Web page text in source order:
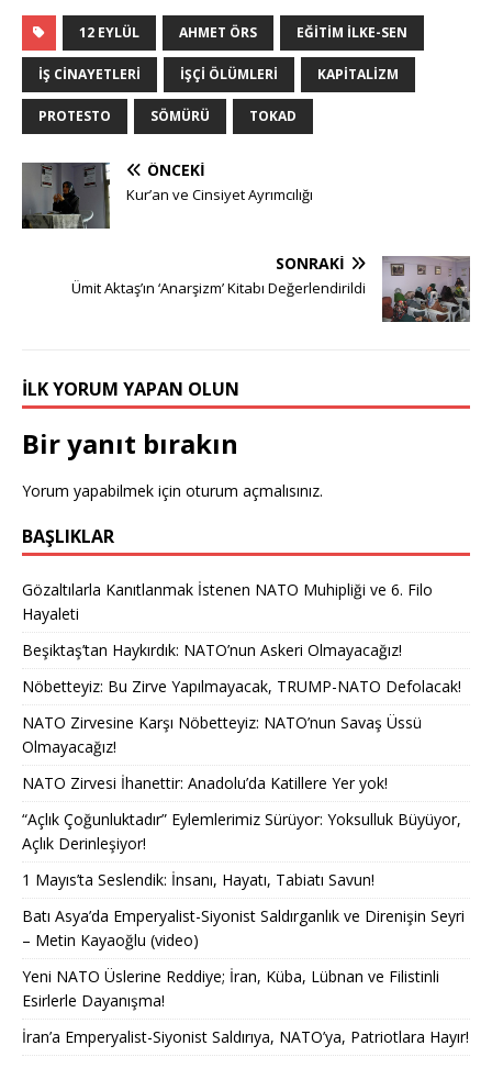
12 EYLÜL AHMET ÖRS EĞITIM ILKE-SEN
IŞ CINAYETLERI IŞÇI ÖLÜMLERI KAPITALIZM
PROTESTO SÖMÜRÜ TOKAD
ÖNCEKI
Kur’an ve Cinsiyet Ayrımcılığı
SONRAKI
Ümit Aktaş’ın ‘Anarşizm’ Kitabı Değerlendirildi
İLK YORUM YAPAN OLUN
Bir yanıt bırakın
Yorum yapabilmek için oturum açmalısınız.
BAŞLIKLAR
Gözaltılarla Kanıtlanmak İstenen NATO Muhipliği ve 6. Filo
Hayaleti
Beşiktaş’tan Haykırdık: NATO’nun Askeri Olmayacağız!
Nöbetteyiz: Bu Zirve Yapılmayacak, TRUMP-NATO Defolacak!
NATO Zirvesine Karşı Nöbetteyiz: NATO’nun Savaş Üssü
Olmayacağız!
NATO Zirvesi İhanettir: Anadolu’da Katillere Yer yok!
“Açlık Çoğunluktadır” Eylemlerimiz Sürüyor: Yoksulluk Büyüyor,
Açlık Derinleşiyor!
1 Mayıs’ta Seslendik: İnsanı, Hayatı, Tabiatı Savun!
Batı Asya’da Emperyalist-Siyonist Saldırganlık ve Direnişin Seyri
– Metin Kayaoğlu (video)
Yeni NATO Üslerine Reddiye; İran, Küba, Lübnan ve Filistinli
Esirlerle Dayanışma!
İran’a Emperyalist-Siyonist Saldırıya, NATO’ya, Patriotlara Hayır!